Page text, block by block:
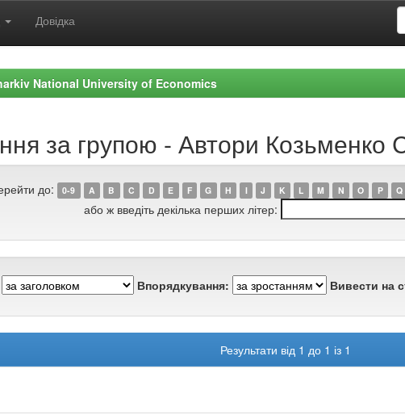
Довідка
National University of Economics
за групою - Автори Козьменко
до: 0-9 A B C D E F G H I J K L M N O P Q
або ж введіть декілька перших літер:
Впорядкування: Вивести на
Результати від 1 до 1 із 1